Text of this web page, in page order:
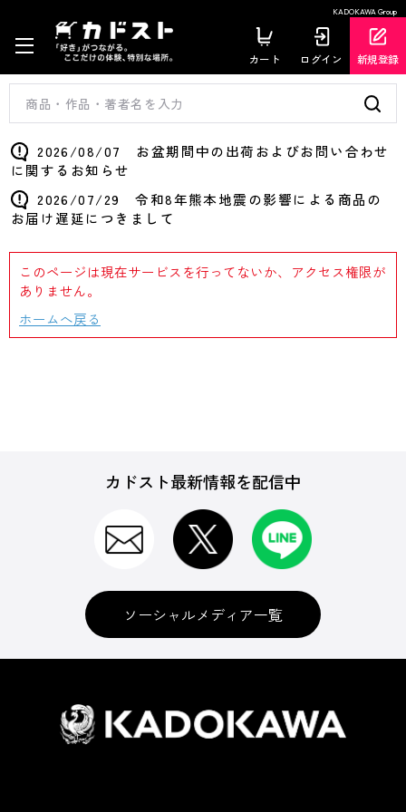
KADOKAWA Group
カート ログイン 新規登録
2026/08/07 お盆期間中の出荷およびお問い合わせ
に関するお知らせ
2026/07/29 令和8年熊本地震の影響による商品の
お届け遅延につきまして
このページは現在サービスを行ってないか、アクセス権限が
ありません。
ホームへ戻る
カドスト最新情報を配信中
ソーシャルメディア一覧